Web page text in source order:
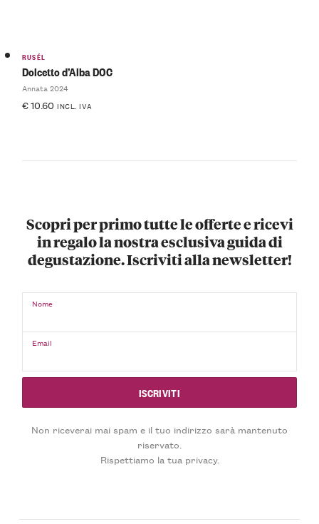
RUSÉL
Dolcetto d’Alba DOC
Annata 2024
€10.60 INCL. IVA
Scopri per primo tutte le offerte e ricevi
in regalo la nostra esclusiva guida di
degustazione. Iscriviti alla newsletter!
Nome
Email
Non riceverai mai spam e il tuo indirizzo sarà mantenuto
riservato.
Rispettiamo la tua privacy.